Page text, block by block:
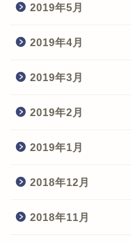
2019年5月
2019年4月
2019年3月
2019年2月
2019年1月
2018年12月
2018年11月